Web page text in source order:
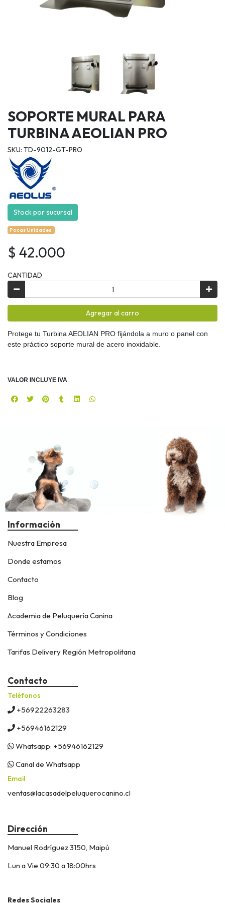
SOPORTE MURAL PARA
TURBINA AEOLIAN PRO
SKU: TD-9012-GT-PRO
Stock por sucursal
Pocas Unidades.
$ 42.000
CANTIDAD
Agregar al carro
Protege tu Turbina AEOLIAN PRO fijándola a muro o panel con
este práctico soporte mural de acero inoxidable.
VALOR INCLUYE IVA
Información
Nuestra Empresa
Donde estamos
Contacto
Blog
Academia de Peluquería Canina
Términos y Condiciones
Tarifas Delivery Región Metropolitana
Contacto
Teléfonos
+56922263283
+56946162129
Whatsapp: +56946162129
Canal de Whatsapp
Email
ventas@lacasadelpeluquerocanino.cl
Dirección
Manuel Rodríguez 3150, Maipú
Lun a Vie 09:30 a 18:00hrs
Redes Sociales